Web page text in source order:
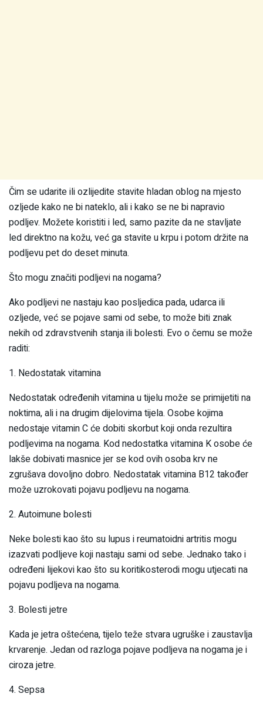
Čim se udarite ili ozlijedite stavite hladan oblog na mjesto
ozljede kako ne bi nateklo, ali i kako se ne bi napravio
podljev. Možete koristiti i led, samo pazite da ne stavljate
led direktno na kožu, već ga stavite u krpu i potom držite na
podljevu pet do deset minuta.
Što mogu značiti podljevi na nogama?
Ako podljevi ne nastaju kao posljedica pada, udarca ili
ozljede, već se pojave sami od sebe, to može biti znak
nekih od zdravstvenih stanja ili bolesti. Evo o čemu se može
raditi:
1. Nedostatak vitamina
Nedostatak određenih vitamina u tijelu može se primijetiti na
noktima, ali i na drugim dijelovima tijela. Osobe kojima
nedostaje vitamin C će dobiti skorbut koji onda rezultira
podljevima na nogama. Kod nedostatka vitamina K osobe će
lakše dobivati masnice jer se kod ovih osoba krv ne
zgrušava dovoljno dobro. Nedostatak vitamina B12 također
može uzrokovati pojavu podljevu na nogama.
2. Autoimune bolesti
Neke bolesti kao što su lupus i reumatoidni artritis mogu
izazvati podljeve koji nastaju sami od sebe. Jednako tako i
određeni lijekovi kao što su koritikosterodi mogu utjecati na
pojavu podljeva na nogama.
3. Bolesti jetre
Kada je jetra oštećena, tijelo teže stvara ugruške i zaustavlja
krvarenje. Jedan od razloga pojave podljeva na nogama je i
ciroza jetre.
4. Sepsa